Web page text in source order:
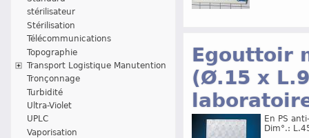
stérilisateur
Stérilisation
Télécommunications
Topographie
Transport Logistique Manutention
Tronçonnage
Turbidité
Ultra-Violet
UPLC
Vaporisation
Egouttoir
(Ø.15 x
En PS
Dim°.: